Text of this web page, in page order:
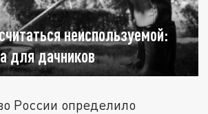
неиспользуемой:
для дачников
России определило